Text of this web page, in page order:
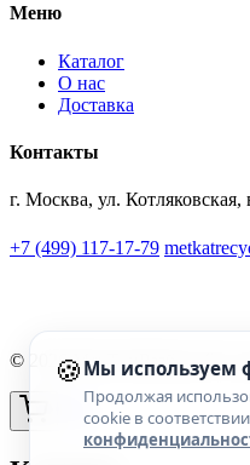
Меню
Каталог
О нас
Доставка
Контакты
г. Москва, ул. Котляковская,
+7 (499) 117-17-79
© 2026 МскТопРазбор. Все
🍪 Мы используем
Продолжая
cookie в